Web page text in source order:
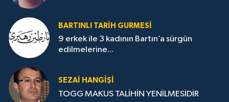
BARTINLI TARIH GURMESI
9 erkek ile 3 kadının Bartın’a sürgün
edilmelerine...
SEZAI HANGİŞİ
TOGG MAKUS TALİHİN YENİLMESİDİR